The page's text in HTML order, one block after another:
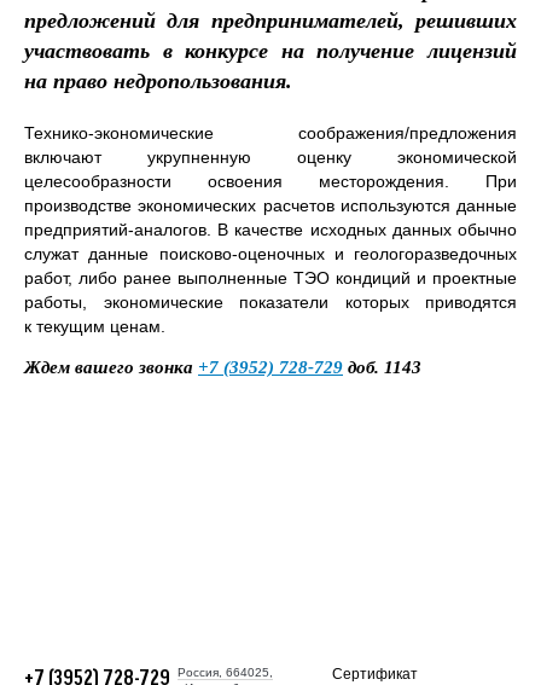
предложений для предпринимателей, решивших
участвовать в конкурсе на получение лицензий
на право недропользования.
Технико-экономические соображения/предложения
включают укрупненную оценку экономической
целесообразности освоения месторождения. При
производстве экономических расчетов используются данные
предприятий-аналогов. В качестве исходных данных обычно
служат данные поисково-оценочных и геологоразведочных
работ, либо ранее выполненные ТЭО кондиций и проектные
работы, экономические показатели которых приводятся
к текущим ценам.
Ждем вашего звонка +7 (3952) 728-729 доб. 1143
+7 (3952) 728-729
Россия, 664025,
Сертификат
Имя*
Номер телефона*
E-mail